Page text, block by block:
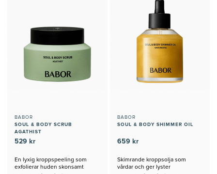
BABOR
SOUL & BODY SCRUB
AGATHIST
529 kr
En lyxig kroppspeeling som
exfolierar huden skonsamt
BABOR
SOUL & BODY SHIMMER OIL
659 kr
Skimrande kroppsolja som
vårdar och ger lyster